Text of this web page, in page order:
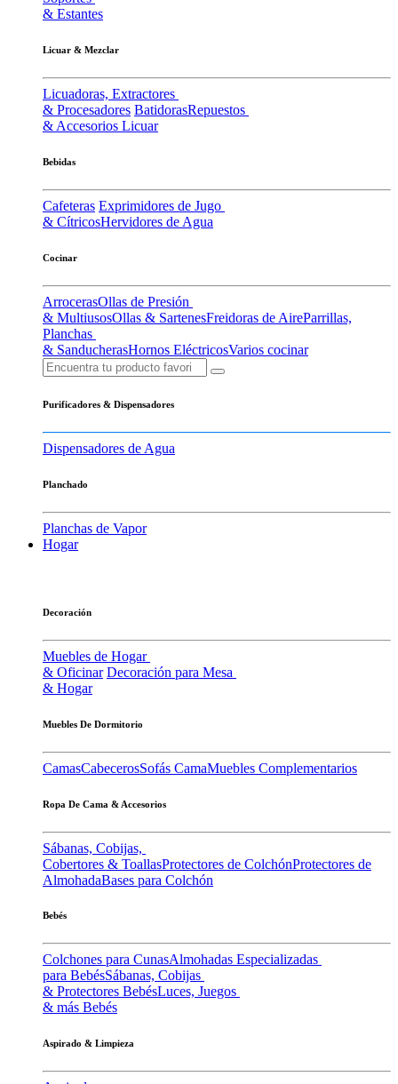
& Estantes
Licuar & Mezclar
Licuadoras, Extractores
& Procesadores BatidorasRepuestos
& Accesorios Licuar
Bebidas
Cafeteras Exprimidores de Jugo
& CítricosHervidores de Agua
Cocinar
ArrocerasOllas de Presión
& MultiusosOllas & SartenesFreidoras de AireParrillas,
Planchas
& SanducherasHornos EléctricosVarios cocinar
Purificadores & Dispensadores
Dispensadores de Agua
Planchado
Planchas de Vapor
Hogar
Decoración
Muebles de Hogar
& Oficinar Decoración para Mesa
& Hogar
Muebles De Dormitorio
CamasCabecerosSofás CamaMuebles Complementarios
Ropa De Cama & Accesorios
Sábanas, Cobijas,
Cobertores & ToallasProtectores de ColchónProtectores de
AlmohadaBases para Colchón
Bebés
Colchones para CunasAlmohadas Especializadas
para BebésSábanas, Cobijas
& Protectores BebésLuces, Juegos
& más Bebés
Aspirado & Limpieza